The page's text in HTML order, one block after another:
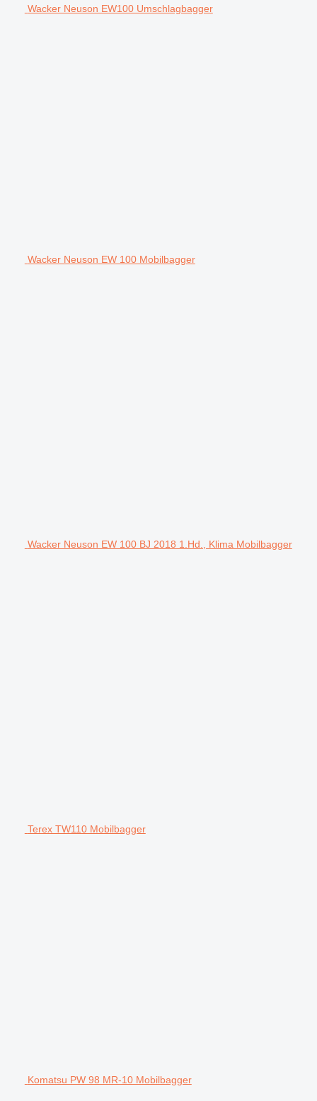
Wacker Neuson EW100 Umschlagbagger
Wacker Neuson EW 100 Mobilbagger
Wacker Neuson EW 100 BJ 2018 1.Hd., Klima Mobilbagger
Terex TW110 Mobilbagger
Komatsu PW 98 MR-10 Mobilbagger